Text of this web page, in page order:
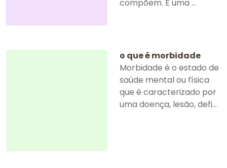
compõem. É uma ...
o que é morbidade
Morbidade é o estado de
saúde mental ou física
que é caracterizado por
uma doença, lesão, defi...